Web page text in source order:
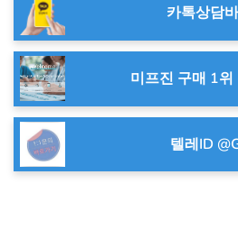
카톡상담
미프진 구매 1
텔레ID